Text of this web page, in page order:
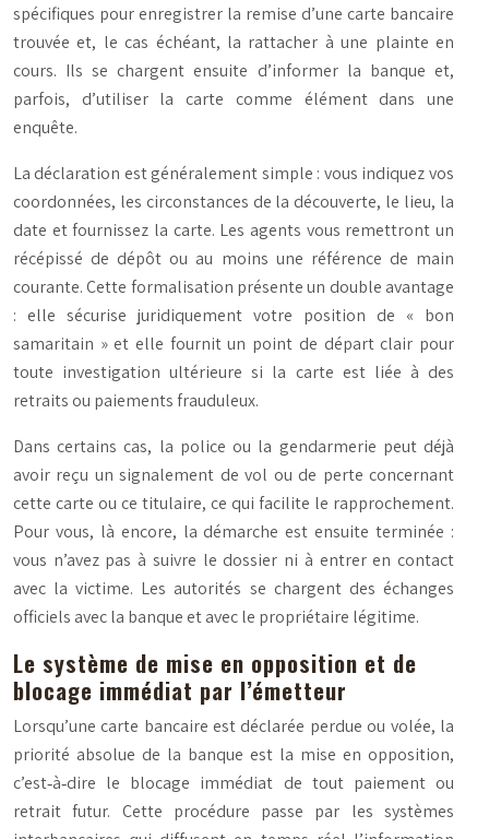
spécifiques pour enregistrer la remise d’une carte bancaire
trouvée et, le cas échéant, la rattacher à une plainte en
cours. Ils se chargent ensuite d’informer la banque et,
parfois, d’utiliser la carte comme élément dans une
enquête.
La déclaration est généralement simple : vous indiquez vos
coordonnées, les circonstances de la découverte, le lieu, la
date et fournissez la carte. Les agents vous remettront un
récépissé de dépôt ou au moins une référence de main
courante. Cette formalisation présente un double avantage
: elle sécurise juridiquement votre position de « bon
samaritain » et elle fournit un point de départ clair pour
toute investigation ultérieure si la carte est liée à des
retraits ou paiements frauduleux.
Dans certains cas, la police ou la gendarmerie peut déjà
avoir reçu un signalement de vol ou de perte concernant
cette carte ou ce titulaire, ce qui facilite le rapprochement.
Pour vous, là encore, la démarche est ensuite terminée :
vous n’avez pas à suivre le dossier ni à entrer en contact
avec la victime. Les autorités se chargent des échanges
officiels avec la banque et avec le propriétaire légitime.
Le système de mise en opposition et de
blocage immédiat par l’émetteur
Lorsqu’une carte bancaire est déclarée perdue ou volée, la
priorité absolue de la banque est la mise en opposition,
c’est‑à‑dire le blocage immédiat de tout paiement ou
retrait futur. Cette procédure passe par les systèmes